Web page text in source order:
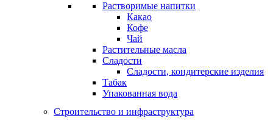
Растворимые напитки
Какао
Кофе
Чай
Растительные масла
Сладости
Сладости, кондитерские изделия
Табак
Упакованная вода
Строительство и инфраструктура